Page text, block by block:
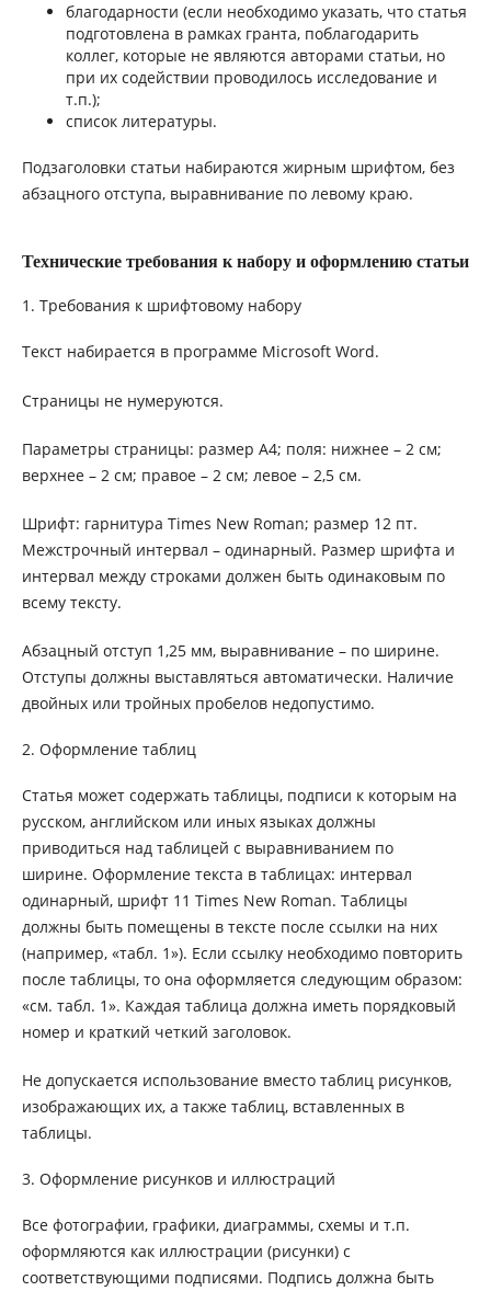
благодарности (если необходимо указать, что статья
подготовлена в рамках гранта, поблагодарить
коллег, которые не являются авторами статьи, но
при их содействии проводилось исследование и
т.п.);
список литературы.
Подзаголовки статьи набираются жирным шрифтом, без
абзацного отступа, выравнивание по левому краю.
Технические требования к набору и оформлению статьи
1. Требования к шрифтовому набору
Текст набирается в программе Microsoft Word.
Страницы не нумеруются.
Параметры страницы: размер А4; поля: нижнее – 2 см;
верхнее – 2 см; правое – 2 см; левое – 2,5 см.
Шрифт: гарнитура Times New Roman; размер 12 пт.
Межстрочный интервал – одинарный. Размер шрифта и
интервал между строками должен быть одинаковым по
всему тексту.
Абзацный отступ 1,25 мм, выравнивание – по ширине.
Отступы должны выставляться автоматически. Наличие
двойных или тройных пробелов недопустимо.
2. Оформление таблиц
Статья может содержать таблицы, подписи к которым на
русском, английском или иных языках должны
приводиться над таблицей с выравниванием по
ширине. Оформление текста в таблицах: интервал
одинарный, шрифт 11 Times New Roman. Таблицы
должны быть помещены в тексте после ссылки на них
(например, «табл. 1»). Если ссылку необходимо повторить
после таблицы, то она оформляется следующим образом:
«см. табл. 1». Каждая таблица должна иметь порядковый
номер и краткий четкий заголовок.
Не допускается использование вместо таблиц рисунков,
изображающих их, а также таблиц, вставленных в
таблицы.
3. Оформление рисунков и иллюстраций
Все фотографии, графики, диаграммы, схемы и т.п.
оформляются как иллюстрации (рисунки) с
соответствующими подписями. Подпись должна быть